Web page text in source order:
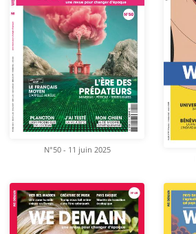
N°50 - 11 juin 2025